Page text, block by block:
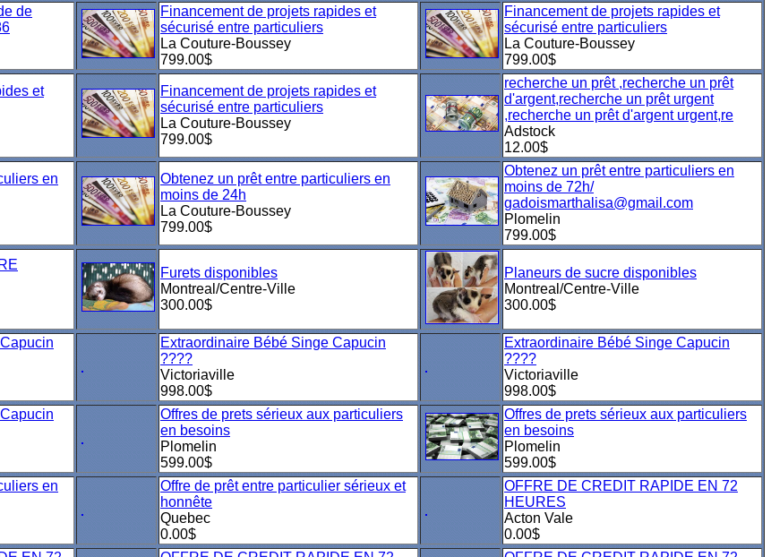
de
Financement de projets rapides et
sécurisé entre particuliers
La Couture-Boussey
799.00$
Financement de projets rapides et
sécurisé entre particuliers
La Couture-Boussey
799.00$
et
Financement de projets rapides et
sécurisé entre particuliers
La Couture-Boussey
799.00$
recherche un prêt ,recherche un prêt
d'argent,recherche un prêt urgent
,recherche un prêt d'argent urgent,re
Adstock
12.00$
en
Obtenez un prêt entre particuliers en
moins de 24h
La Couture-Boussey
799.00$
Obtenez un prêt entre particuliers en
moins de 72h/
gadoismarthalisa@gmail.com
Plomelin
799.00$
Furets disponibles
Montreal/Centre-Ville
300.00$
Planeurs de sucre disponibles
Montreal/Centre-Ville
300.00$
Extraordinaire Bébé Singe Capucin
????
Victoriaville
998.00$
Extraordinaire Bébé Singe Capucin
????
Victoriaville
998.00$
Offres de prets sérieux aux particuliers
en besoins
Plomelin
599.00$
Offres de prets sérieux aux particuliers
en besoins
Plomelin
599.00$
en
Offre de prêt entre particulier sérieux et
honnête
Quebec
0.00$
OFFRE DE CREDIT RAPIDE EN 72
HEURES
Acton Vale
0.00$